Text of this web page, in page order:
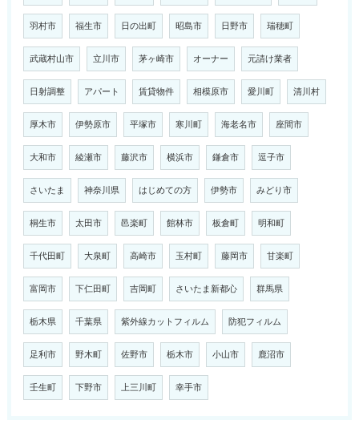
羽村市 福生市 日の出町 昭島市 日野市 瑞穂町
武蔵村山市 立川市 茅ヶ崎市 オーナー 元請け業者
日射調整 アパート 賃貸物件 相模原市 愛川町 清川村
厚木市 伊勢原市 平塚市 寒川町 海老名市 座間市
大和市 綾瀬市 藤沢市 横浜市 鎌倉市 逗子市
さいたま 神奈川県 はじめての方 伊勢市 みどり市
桐生市 太田市 邑楽町 館林市 板倉町 明和町
千代田町 大泉町 高崎市 玉村町 藤岡市 甘楽町
富岡市 下仁田町 吉岡町 さいたま新都心 群馬県
栃木県 千葉県 紫外線カットフィルム 防犯フィルム
足利市 野木町 佐野市 栃木市 小山市 鹿沼市
壬生町 下野市 上三川町 幸手市